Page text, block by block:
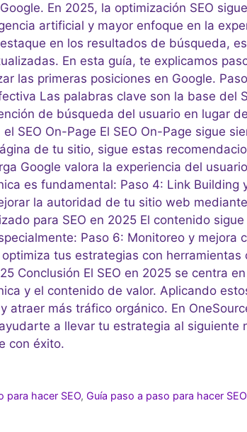
En 2025, la optimización SEO
artificial y mayor enfoque en la
en los resultados de búsqueda,
En esta guía, te explicamos
las primeras posiciones en Google.
Las palabras clave son la base del
de búsqueda del usuario en lugar
SEO On-Page El SEO On-Page sigue
de tu sitio, sigue estas
Google valora la experiencia del
es fundamental: Paso 4: Link Building
la autoridad de tu sitio web
para SEO en 2025 El contenido
Paso 6: Monitoreo y mejora
tus estrategias con herramientas
Conclusión El SEO en 2025 se centra
y el contenido de valor. Aplicando
atraer más tráfico orgánico. En
a llevar tu estrategia al siguiente
con éxito.
para hacer SEO,Guía paso a paso para hacer